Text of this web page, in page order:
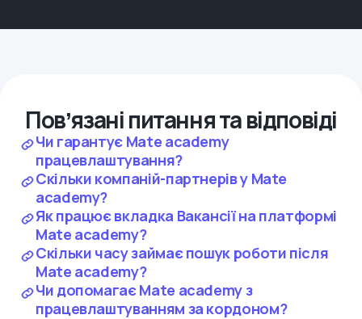
Повʼязані питання та відповіді
Чи гарантує Mate academy
працевлаштування?
Скільки компаній-партнерів у Mate
academy?
Як працює вкладка Вакансії на платформі
Mate academy?
Скільки часу займає пошук роботи після
Mate academy?
Чи допомагає Mate academy з
працевлаштуванням за кордоном?